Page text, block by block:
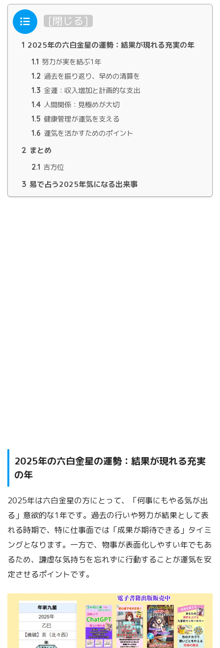
目次 [閉じる]
1 2025年の六白金星の運勢：結果が現れる充実の年
1.1 努力が実を結ぶ1年
1.2 過去を振り返り、早めの清算を
1.3 金運：収入増加と計画的な支出
1.4 人間関係：見極めが大切
1.5 健康管理が運気を支える
1.6 運気を活かすためのポイント
2 まとめ
2.1 吉方位
3 易で占う2025年気になる出来事
2025年の六白金星の運勢：結果が現れる充実
の年
2025年は六白金星の方にとって、「何事にもやる気が出
る」意欲的な1年です。過去の行いや努力が結果として表
れる時期で、特に仕事面では「成果が期待できる」タイミ
ングとなります。一方で、物事が表面化しやすい年でもあ
るため、謙虚な気持ちを忘れずに行動することが運気を安
定させるポイントです。